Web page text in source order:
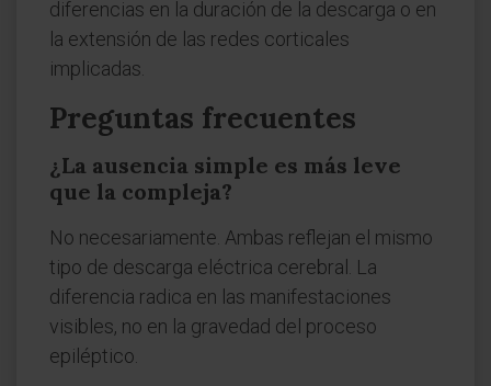
diferencias en la duración de la descarga o en
la extensión de las redes corticales
implicadas.
Preguntas frecuentes
¿La ausencia simple es más leve
que la compleja?
No necesariamente. Ambas reflejan el mismo
tipo de descarga eléctrica cerebral. La
diferencia radica en las manifestaciones
visibles, no en la gravedad del proceso
epiléptico.